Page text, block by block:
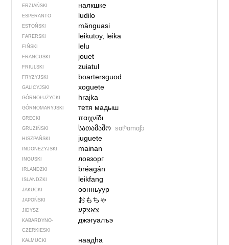
ERZIAŃSKI налкшке
ESPERANTO ludilo
ESTOŃSKI mänguasi
FARERSKI leikutoy, leika
FIŃSKI lelu
FRANCUSKI jouet
FRIULSKI zuiatul
FRYZYJSKI boartersguod
GALICYJSKI xoguete
GÓRNOŁUŻYCKI hrajka
GÓRNOMARYJSKI тетя мадыш
GRECKI παιχνίδι
GRUZIŃSKI სათამაშო sɑtʰɑmɑʃɔ
HISZPAŃSKI juguete
INDONEZYJSKI mainan
INGUSKI ловзорг
IRLANDZKI bréagán
ISLANDZKI leikfang
JAKUCKI оонньуур
JAPOŃSKI おもちゃ
JIDYSZ צאַצקע‏
KABARDYNO-
CZERKIESKI
джэгуалъэ
KAŁMUCKI наадһа